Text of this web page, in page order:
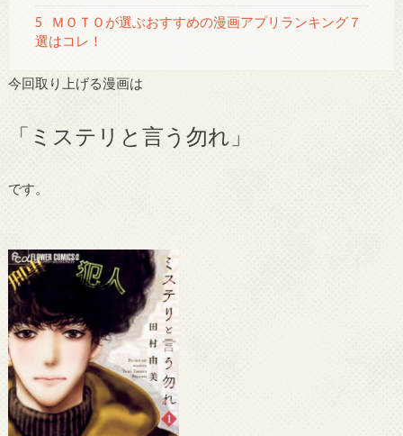
5
ＭＯＴＯが選ぶおすすめの漫画アプリランキング７
選はコレ！
今回取り上げる漫画は
「ミステリと言う勿れ」
です。